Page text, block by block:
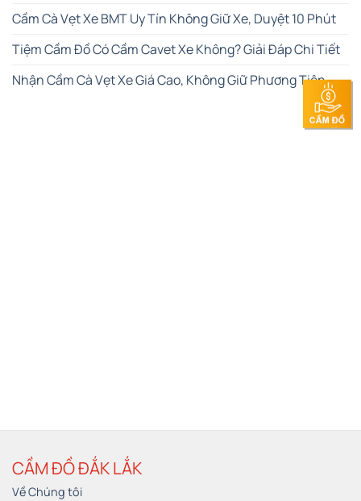
Cầm Cà Vẹt Xe BMT Uy Tín Không Giữ Xe, Duyệt 10 Phút
Tiệm Cầm Đồ Có Cầm Cavet Xe Không? Giải Đáp Chi Tiết
Nhận Cầm Cà Vẹt Xe Giá Cao, Không Giữ Phương Tiện
CẦM ĐỒ ĐẮK LẮK
Về Chúng tôi